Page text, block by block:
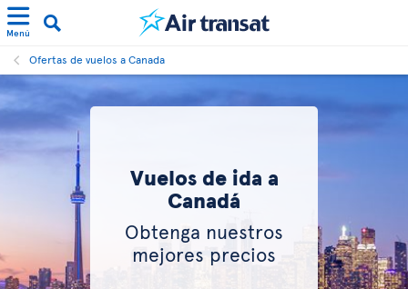
Menú
Ofertas de vuelos a Canada
Vuelos de ida a
Canadá
Obtenga nuestros
mejores precios